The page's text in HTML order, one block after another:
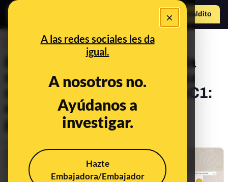
×
A las redes sociales les da
igual.
A nosotros no.
Ayúdanos a
investigar.
Hazte
Embajadora/Embajador
Hazte Maldito
El bulo de la predicción de la
supuesta vidente Luz Arnau
sobre el coronavirus en RAC1:
es un montaje con una
grabación actual